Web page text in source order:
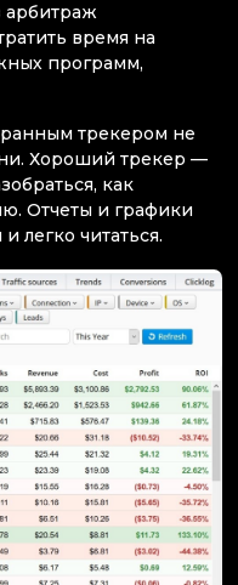
арбитраж
время на
программ,
трекером не
Хороший трекер —
как
Отчеты и графики
легко читаться.